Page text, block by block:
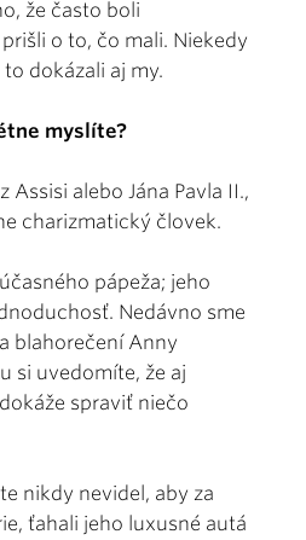
že často boli
o to, čo mali. Niekedy
dokázali aj my.
myslíte?
Assisi alebo Jána Pavla II.,
charizmatický človek.
pápeža; jeho
Nedávno sme
blahorečení Anny
si uvedomíte, že aj
spraviť niečo
nikdy nevidel, aby za
ťahali jeho luxusné autá